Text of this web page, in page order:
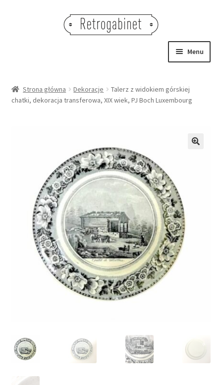
Menu
OBRAZY
OŚWIETLENIE
MEBLE
Strona główna Dekoracje
Talerz z widokiem górskiej
chatki, dekoracja transferowa, XIX wiek, PJ Boch Luxembourg